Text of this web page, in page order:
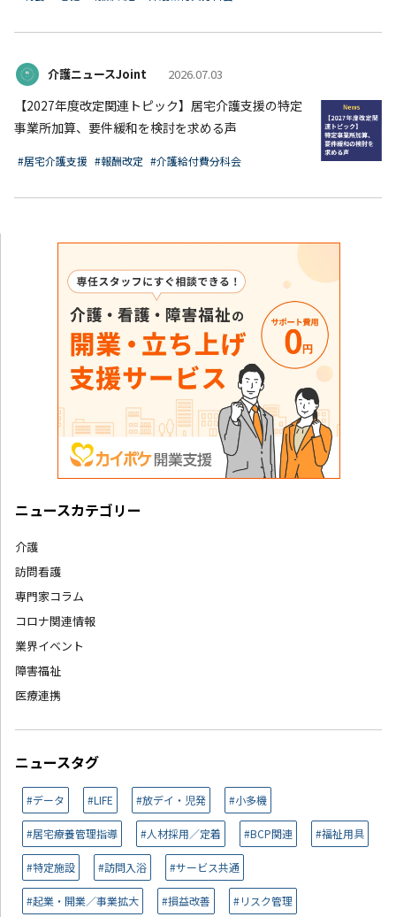
介護ニュースJoint 2026.07.03
【2027年度改定関連トピック】居宅介護支援の特定
事業所加算、要件緩和を検討を求める声
#居宅介護支援 #報酬改定 #介護給付費分科会
ニュースカテゴリー
介護
訪問看護
専門家コラム
コロナ関連情報
業界イベント
障害福祉
医療連携
ニュースタグ
#データ #LIFE #放デイ・児発 #小多機
#居宅療養管理指導 #人材採用／定着 #BCP関連 #福祉用具
#特定施設 #訪問入浴 #サービス共通
#起業・開業／事業拡大 #損益改善 #リスク管理